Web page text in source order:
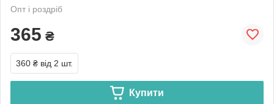
Опт і роздріб
365 ₴
360 ₴ від 2 шт.
Купити